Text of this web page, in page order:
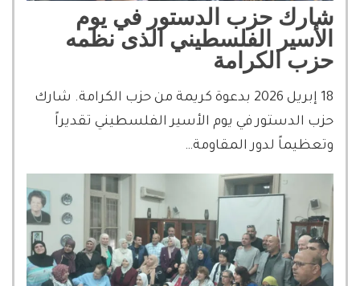
شارك حزب الدستور في يوم
الأسير الفلسطيني الذى نظمه
حزب الكرامة
18 إبريل 2026 بدعوة كريمة من حزب الكرامة. شارك
حزب الدستور في يوم الأسير الفلسطيني تقديراً
وتعظيماً لدور المقاومة…